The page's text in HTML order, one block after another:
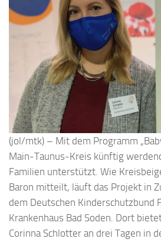
(jol/mtk) – Mit dem Programm
Main-Taunus-Kreis künftig
Familien unterstützt. Wie
Baron mitteilt, läuft das Projekt in
dem Deutschen Kinderschutzbund
Krankenhaus Bad Soden. Dort
Corinna Schlotter an drei Tagen in